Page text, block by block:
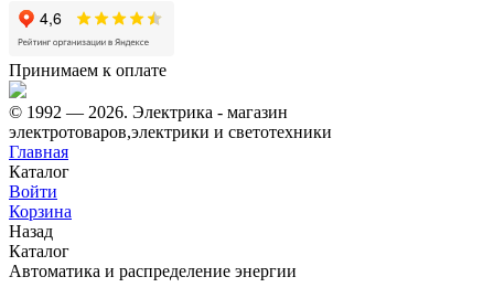
Принимаем к оплате
© 1992 — 2026. Электрика - магазин
электротоваров,электрики и светотехники
Главная
Каталог
Войти
Корзина
Назад
Каталог
Автоматика и распределение энергии